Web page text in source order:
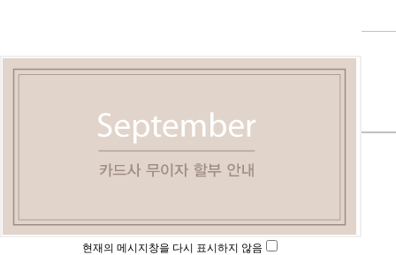
현재의 메시지창을 다시 표시하지 않음